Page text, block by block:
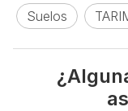
Suelos